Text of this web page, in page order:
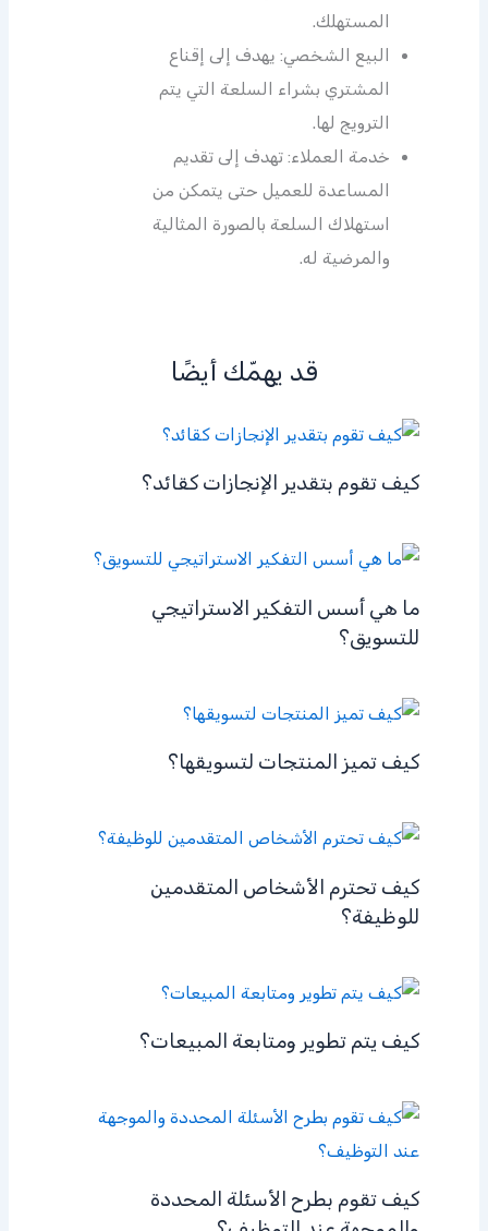
المستهلك.
البيع الشخصي: يهدف إلى إقناع
المشتري بشراء السلعة التي يتم
الترويج لها.
خدمة العملاء: تهدف إلى تقديم
المساعدة للعميل حتى يتمكن من
استهلاك السلعة بالصورة المثالية
والمرضية له.
قد يهمّك أيضًا
كيف تقوم بتقدير الإنجازات كقائد؟
ما هي أسس التفكير الاستراتيجي
للتسويق؟
كيف تميز المنتجات لتسويقها؟
كيف تحترم الأشخاص المتقدمين
للوظيفة؟
كيف يتم تطوير ومتابعة المبيعات؟
كيف تقوم بطرح الأسئلة المحددة